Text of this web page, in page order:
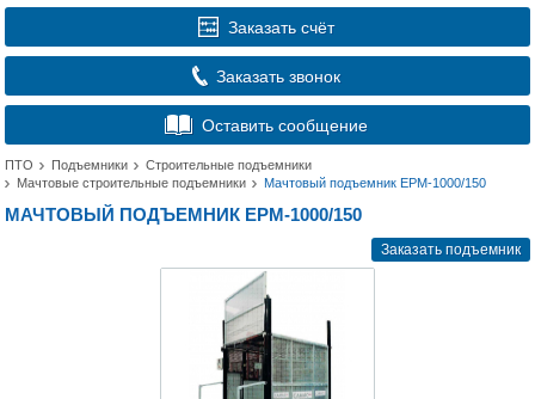
Заказать счёт
Заказать звонок
Оставить сообщение
ПТО Подъемники
Строительные подъемники
Мачтовые строительные подъемники
Мачтовый подъемник EPМ-1000/150
МАЧТОВЫЙ ПОДЪЕМНИК EPМ-1000/150
Заказать подъемник